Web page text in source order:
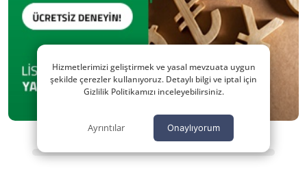
Hizmetlerimizi geliştirmek ve yasal mevzuata uygun
şekilde çerezler kullanıyoruz. Detaylı bilgi ve iptal için
Gizlilik Politikamızı inceleyebilirsiniz.
Ayrıntılar Onaylıyorum